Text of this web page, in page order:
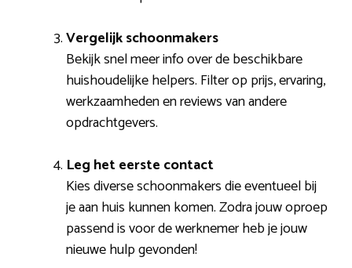
Vergelijk schoonmakers
Bekijk snel meer info over de beschikbare
huishoudelijke helpers. Filter op prijs, ervaring,
werkzaamheden en reviews van andere
opdrachtgevers.
Leg het eerste contact
Kies diverse schoonmakers die eventueel bij
je aan huis kunnen komen. Zodra jouw oproep
passend is voor de werknemer heb je jouw
nieuwe hulp gevonden!